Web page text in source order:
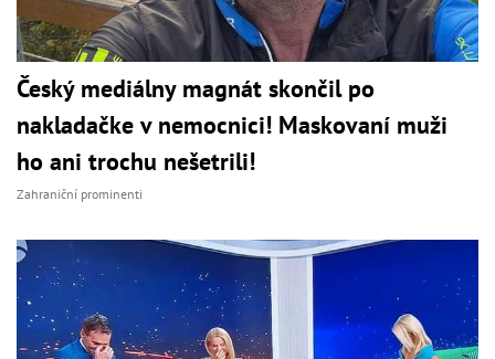
Český mediálny magnát skončil po
nakladačke v nemocnici! Maskovaní muži
ho ani trochu nešetrili!
Zahraniční prominenti